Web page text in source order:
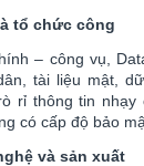
tổ chức công
– công vụ,
tài liệu mật,
rỉ thông tin nhạy
có cấp độ bảo
và sản xuất